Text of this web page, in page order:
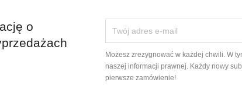
o
Możesz zrezygnować w każdej chwili. W
naszej informacji prawnej. Każdy nowy
pierwsze zamówienie!